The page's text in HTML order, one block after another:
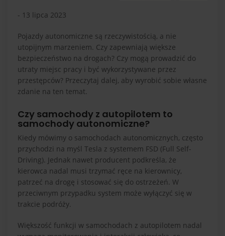
- 13 lipca 2023
Pojazdy autonomiczne są rzeczywistością, a nie
utopijnym marzeniem. Czy zapewniają większe
bezpieczeństwo na drogach? Czy mogą prowadzić do
utraty miejsc pracy i być wykorzystywane przez
przestępców? Przeczytaj dalej, aby wyrobić sobie własne
zdanie na ten temat.
Czy samochody z autopilotem to
samochody autonomiczne?
Kiedy mówimy o samochodach autonomicznych, często
przychodzi na myśl Tesla z systemem FSD (Full Self-
Driving). Jednak nawet producent podkreśla, że
kierowca nadal musi trzymać ręce na kierownicy,
patrzeć na drogę i stosować się do ostrzeżeń. W
przeciwnym przypadku system może wyłączyć się w
trakcie podróży.
Większość funkcji w samochodach z autopilotem nadal